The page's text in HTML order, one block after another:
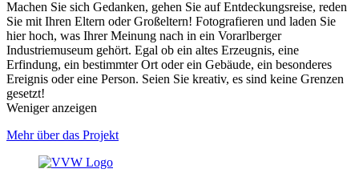
Machen Sie sich Gedanken, gehen Sie auf Entdeckungsreise, reden
Sie mit Ihren Eltern oder Großeltern! Fotografieren und laden Sie
hier hoch, was Ihrer Meinung nach in ein Vorarlberger
Industriemuseum gehört. Egal ob ein altes Erzeugnis, eine
Erfindung, ein bestimmter Ort oder ein Gebäude, ein besonderes
Ereignis oder eine Person. Seien Sie kreativ, es sind keine Grenzen
gesetzt!
Weniger anzeigen
Mehr über das Projekt